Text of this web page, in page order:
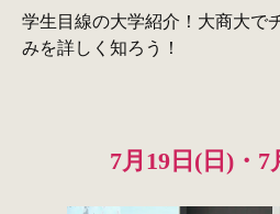
学生目線の大学紹介！大商大で
みを詳しく知ろう！
7月19日(日)・7